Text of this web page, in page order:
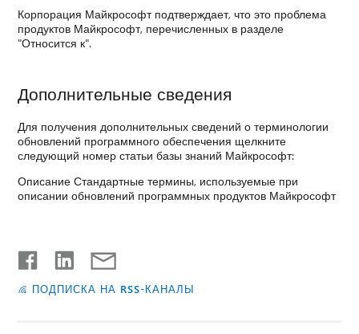
Корпорация Майкрософт подтверждает, что это проблема
продуктов Майкрософт, перечисленных в разделе
"Относится к".
Дополнительные сведения
Для получения дополнительных сведений о терминологии
обновлений программного обеспечения щелкните
следующий номер статьи базы знаний Майкрософт:
Описание Стандартные термины, используемые при
описании обновлений программных продуктов Майкрософт
ПОДПИСКА НА RSS-КАНАЛЫ